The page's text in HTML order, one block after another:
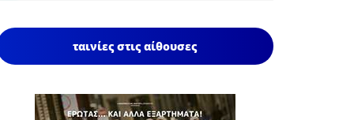
ταινίες στις αίθουσες